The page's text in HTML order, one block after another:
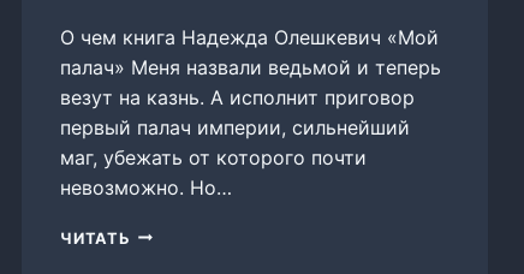
О чем книга Надежда Олешкевич «Мой
палач» Меня назвали ведьмой и теперь
везут на казнь. А исполнит приговор
первый палач империи, сильнейший
маг, убежать от которого почти
невозможно. Но…
ЧИТАТЬ МОЙ